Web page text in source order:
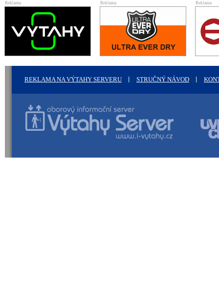
Reklama Reklama Reklama
REKLAMA NA VÝTAHY SERVERU STRUČNÝ NÁVOD